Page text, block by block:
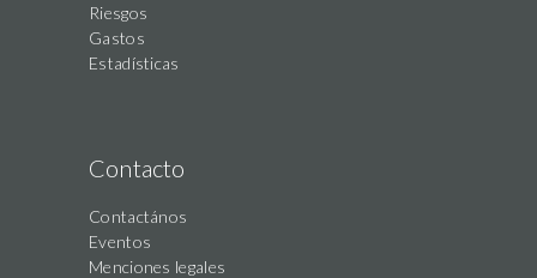
Riesgos
Gastos
Estadísticas
Contacto
Contactános
Eventos
Menciones legales